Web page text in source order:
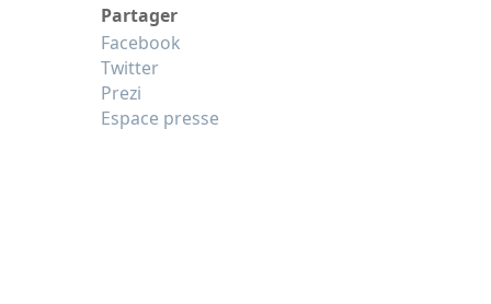
Partager
Facebook
Twitter
Prezi
Espace presse